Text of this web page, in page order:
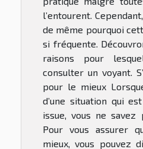
l’entourent.
de même pourquoi
si fréquente.
raisons pour
consulter un voyant.
pour le mieux
d’une situation qui
issue, vous ne
Pour vous assurer
mieux, vous pouvez